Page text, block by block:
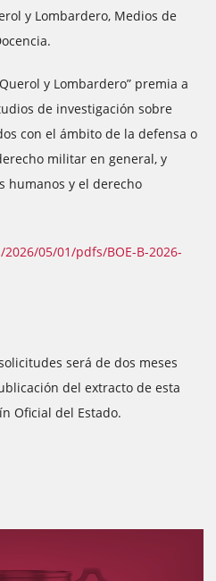
y Lombardero, Medios de
y Lombardero” premia a
de investigación sobre
con el ámbito de la defensa o
militar en general, y
humanos y el derecho
05/01/pdfs/BOE-B-2026-
será de dos meses
del extracto de esta
Oficial del Estado.